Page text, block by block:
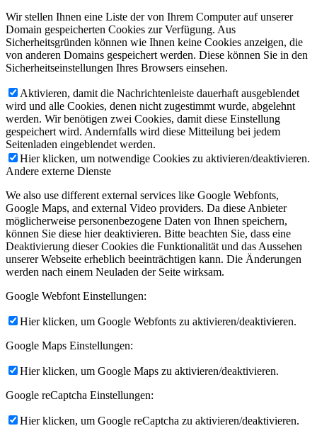
Wir stellen Ihnen eine Liste der von Ihrem Computer auf unserer
Domain gespeicherten Cookies zur Verfügung. Aus
Sicherheitsgründen können wie Ihnen keine Cookies anzeigen, die
von anderen Domains gespeichert werden. Diese können Sie in den
Sicherheitseinstellungen Ihres Browsers einsehen.
Aktivieren, damit die Nachrichtenleiste dauerhaft ausgeblendet
wird und alle Cookies, denen nicht zugestimmt wurde, abgelehnt
werden. Wir benötigen zwei Cookies, damit diese Einstellung
gespeichert wird. Andernfalls wird diese Mitteilung bei jedem
Seitenladen eingeblendet werden.
Hier klicken, um notwendige Cookies zu aktivieren/deaktivieren.
Andere externe Dienste
We also use different external services like Google Webfonts,
Google Maps, and external Video providers. Da diese Anbieter
möglicherweise personenbezogene Daten von Ihnen speichern,
können Sie diese hier deaktivieren. Bitte beachten Sie, dass eine
Deaktivierung dieser Cookies die Funktionalität und das Aussehen
unserer Webseite erheblich beeinträchtigen kann. Die Änderungen
werden nach einem Neuladen der Seite wirksam.
Google Webfont Einstellungen:
Hier klicken, um Google Webfonts zu aktivieren/deaktivieren.
Google Maps Einstellungen:
Hier klicken, um Google Maps zu aktivieren/deaktivieren.
Google reCaptcha Einstellungen:
Hier klicken, um Google reCaptcha zu aktivieren/deaktivieren.